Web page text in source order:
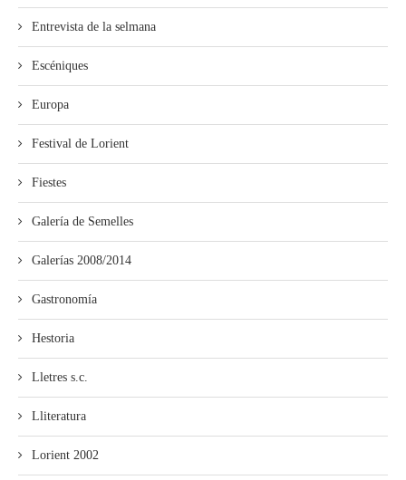
Entrevista de la selmana
Escéniques
Europa
Festival de Lorient
Fiestes
Galería de Semelles
Galerías 2008/2014
Gastronomía
Hestoria
Lletres s.c.
Lliteratura
Lorient 2002